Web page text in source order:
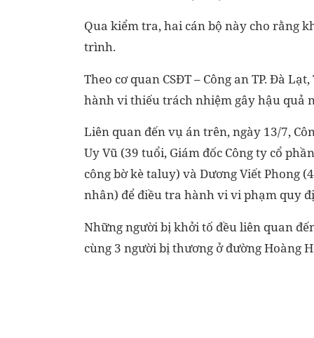
Qua kiểm tra, hai cán bộ này cho rằng
trình.
Theo cơ quan CSĐT – Công an TP. Đà
hành vi thiếu trách nhiệm gây hậu quả
Liên quan đến vụ án trên, ngày 13/7,
Uy Vũ (39 tuổi, Giám đốc Công ty cổ
công bờ kè taluy) và Dương Viết Phong
nhân) để điều tra hành vi vi phạm quy
Những người bị khởi tố đều liên quan
cùng 3 người bị thương ở đường Hoàng